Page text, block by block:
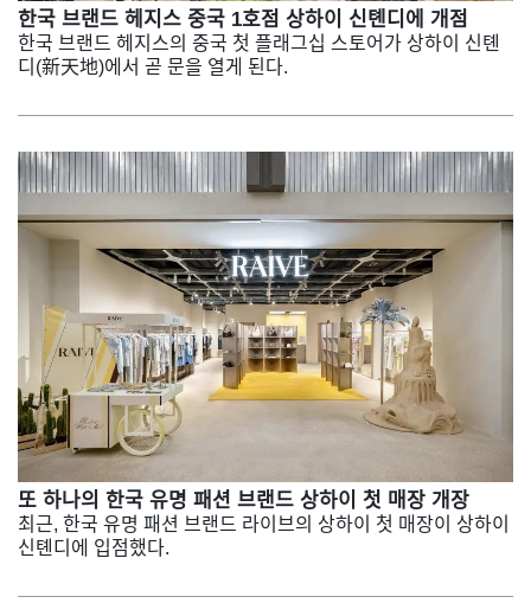
한국 브랜드 헤지스 중국 1호점 상하이 신톈디에 개점
한국 브랜드 헤지스의 중국 첫 플래그십 스토어가 상하이 신톈
디(新天地)에서 곧 문을 열게 된다.
또 하나의 한국 유명 패션 브랜드 상하이 첫 매장 개장
최근, 한국 유명 패션 브랜드 라이브의 상하이 첫 매장이 상하이
신톈디에 입점했다.